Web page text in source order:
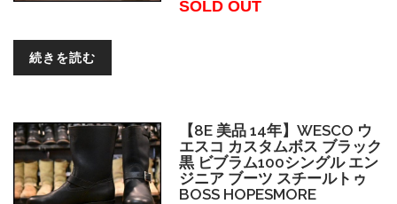
SOLD OUT
続きを読む
【8E 美品 14年】WESCO ウ
エスコ カスタムボス ブラック
黒 ビブラム100シングル エン
ジニア ブーツ スチールトゥ
BOSS HOPESMORE